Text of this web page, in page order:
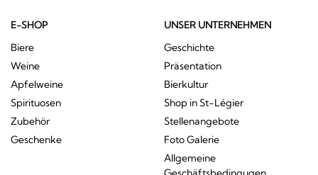
E-SHOP
Biere
Weine
Apfelweine
Spirituosen
Zubehör
Geschenke
UNSER UNTERNEHMEN
Geschichte
Präsentation
Bierkultur
Shop in St-Légier
Stellenangebote
Foto Galerie
Allgemeine